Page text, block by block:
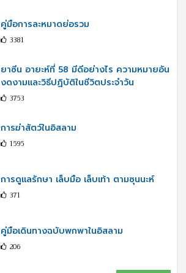
คู่มือการละหมาดย่อรวม
3381
ยาซีน อายะห์ที่ 58 มีดีอย่างไร ความหมายอัน
งดงามและวิธีปฏิบัติในชีวิตประจำวัน
3753
การฆ่าสัตว์ในอิสลาม
1595
การดูแลรักษา เล็บมือ เล็บเท้า ตามซุนนะห์
371
คู่มือเดินทางฉบับพกพาในอิสลาม
206